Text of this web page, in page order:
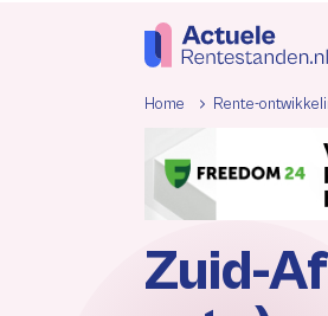
Home Rente-
Zuid-